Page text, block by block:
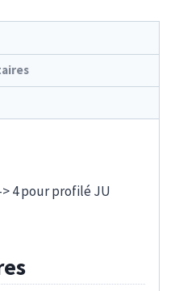
4 pour profilé JU